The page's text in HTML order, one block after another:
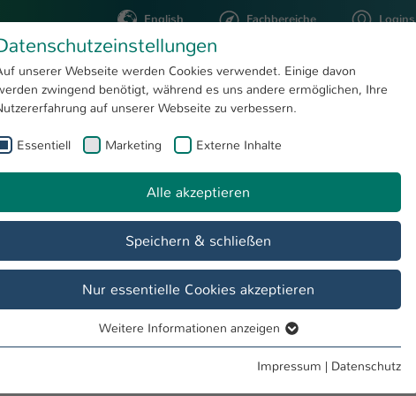
English Fachbereiche Logins
STUDIUM FORSCHUNG
Veröffentlichungen/Patente
an Aluminium-rich Solid/Liquid-Thermomigration Process
unserer Webseite werden Cookies verwendet. Einige davon
zwingend benötigt, während es uns andere ermöglichen, Ihre
auf unserer Webseite zu verbessern.
Essentiell Marketing Externe Inhalte
Alle akzeptieren
Speichern & schließen
Nur essentielle Cookies akzeptieren
Essentielle Cookies werden für grundlegende Funktionen der
Weitere Informationen anzeigen
Impressum | Datenschutz